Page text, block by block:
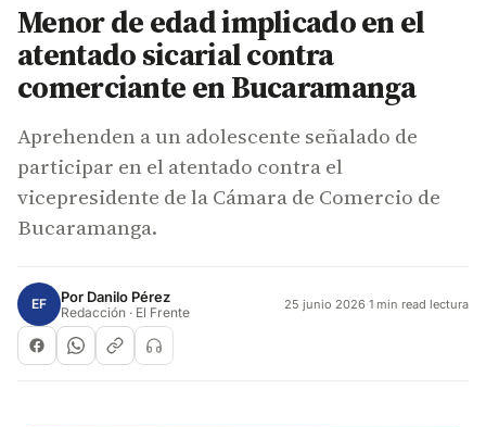
Menor de edad implicado en el
atentado sicarial contra
comerciante en Bucaramanga
Aprehenden a un adolescente señalado de
participar en el atentado contra el
vicepresidente de la Cámara de Comercio de
Bucaramanga.
EF Por Danilo Pérez
Redacción · El Frente 25 junio 2026·1 min read lectura